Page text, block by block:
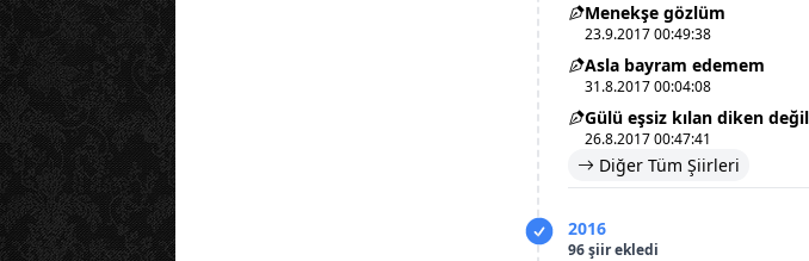
Menekşe gözlüm
23.9.2017 00:49:38
Asla bayram edemem
31.8.2017 00:04:08
Gülü eşsiz kılan diken
26.8.2017 00:47:41
Diğer Tüm Şiirleri
2016
96 şiir ekledi